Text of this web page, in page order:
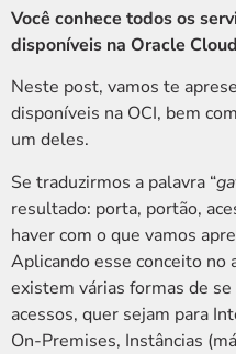
Você conhece todos os
disponíveis na Oracle
Neste post, vamos te
disponíveis na OCI, bem
um deles.
Se traduzirmos a palavra “
resultado: porta, portão,
haver com o que vamos
Aplicando esse conceito no
existem várias formas de
acessos, quer sejam para
On-Premises, Instâncias